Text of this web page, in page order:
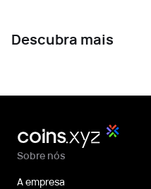
Descubra mais
Sobre nós
A empresa